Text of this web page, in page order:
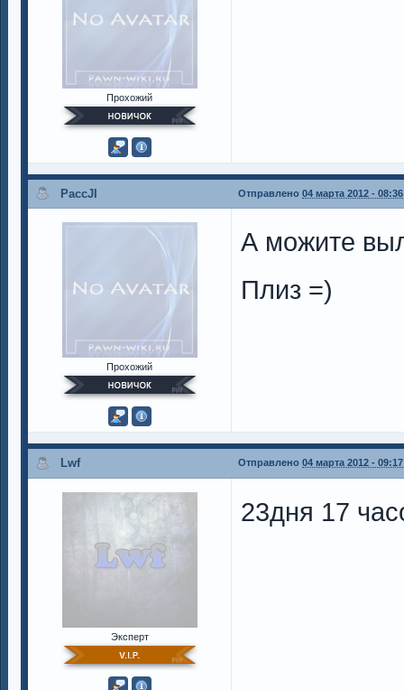
Прохожий
PaccJI Отправлено 04 марта 2012 - 08:36
Прохожий
А можите
Плиз =)
Lwf Отправлено 04 марта 2012 - 09:17
Эксперт
23дня 17